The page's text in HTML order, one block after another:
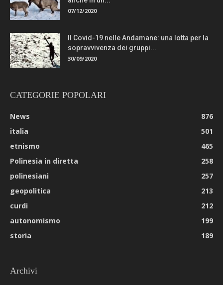
07/12/2020
Il Covid-19 nelle Andamane: una lotta per la
sopravvivenza dei gruppi...
30/09/2020
CATEGORIE POPOLARI
News
876
italia
501
etnismo
465
Polinesia in diretta
258
polinesiani
257
geopolitica
213
curdi
212
autonomismo
199
storia
189
Archivi